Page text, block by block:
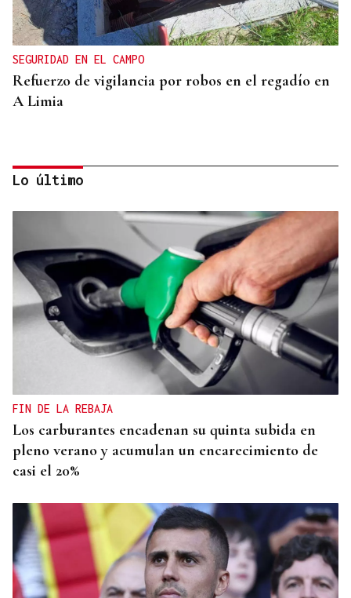
SEGURIDAD EN EL CAMPO
Refuerzo de vigilancia por robos en el regadío en
A Limia
CONTROL DE POBOACIÓN
A Limia, “zona cero” para o censo das aves galegas
Lo último
FIN DE LA REBAJA
Los carburantes encadenan su quinta subida en
pleno verano y acumulan un encarecimiento de
casi el 20%